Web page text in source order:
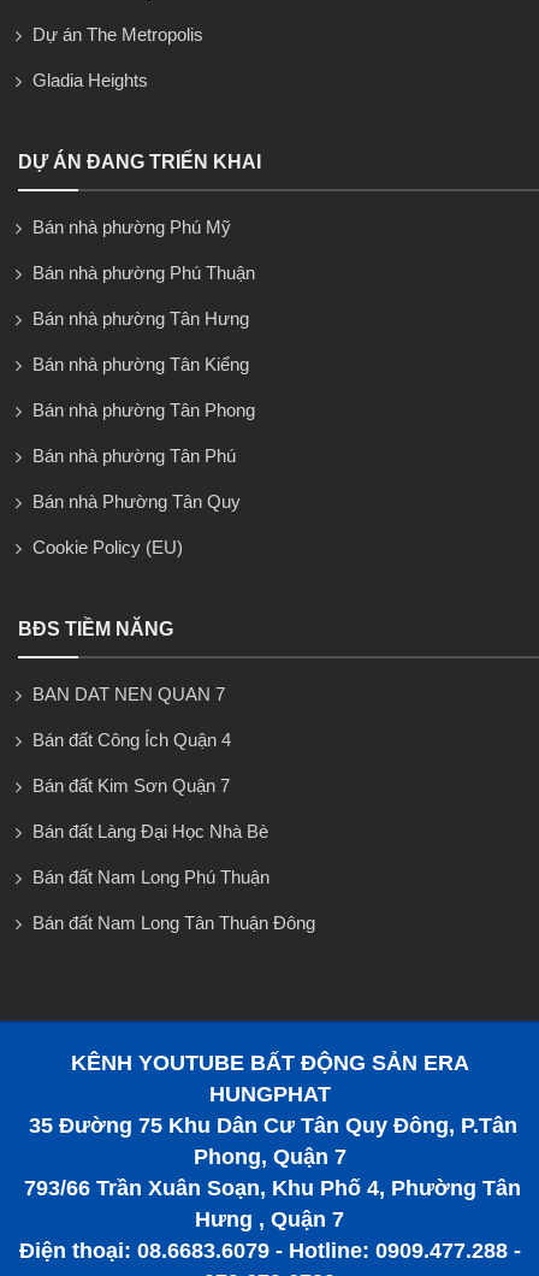
Dự án The Metropolis
Gladia Heights
DỰ ÁN ĐANG TRIỂN KHAI
Bán nhà phường Phú Mỹ
Bán nhà phường Phú Thuận
Bán nhà phường Tân Hưng
Bán nhà phường Tân Kiểng
Bán nhà phường Tân Phong
Bán nhà phường Tân Phú
Bán nhà Phường Tân Quy
Cookie Policy (EU)
BĐS TIỀM NĂNG
BAN DAT NEN QUAN 7
Bán đất Công Ích Quận 4
Bán đất Kim Sơn Quận 7
Bán đất Làng Đại Học Nhà Bè
Bán đất Nam Long Phú Thuận
Bán đất Nam Long Tân Thuận Đông
KÊNH YOUTUBE BẤT ĐỘNG SẢN ERA
HUNGPHAT
35 Đường 75 Khu Dân Cư Tân Quy Đông, P.Tân
Phong, Quận 7
793/66 Trần Xuân Soạn, Khu Phố 4, Phường Tân
Hưng , Quận 7
Điện thoại: 08.6683.6079 - Hotline: 0909.477.288 -